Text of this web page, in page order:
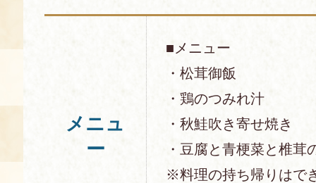
お土産コーナー
備品リスト
空き状況・ご予約
使用料・お支払い方法
団体向け見学・体験
食の語り部の部屋
展示見学
メニュ
ー
■メニュー
・松茸御飯
・鶏のつみれ汁
・秋鮭吹き寄せ焼き
・豆腐と青梗菜と椎茸
※料理の持ち帰りはで